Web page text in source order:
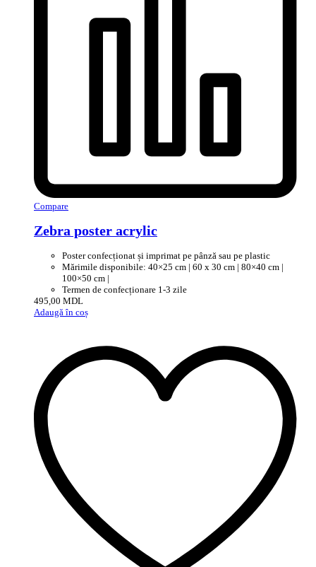
Compare
Zebra poster acrylic
Poster confecționat și imprimat pe pânză sau pe plastic
Mărimile disponibile: 40×25 cm | 60 x 30 cm | 80×40 cm |
100×50 cm |
Termen de confecționare 1-3 zile
495,00 MDL
Adaugă în coș